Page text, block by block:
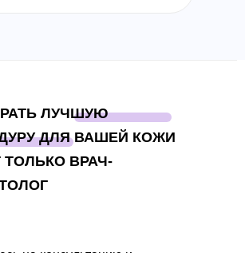
ЛУЧШУЮ
ДЛЯ ВАШЕЙ КОЖИ
ВРАЧ-